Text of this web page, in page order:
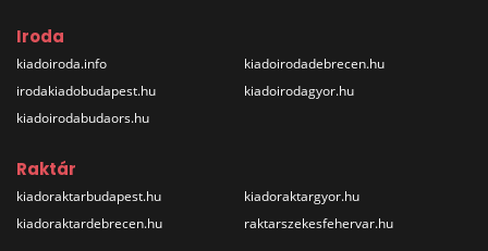
Iroda
kiadoiroda.info
irodakiadobudapest.hu
kiadoirodabudaors.hu
kiadoirodadebrecen.hu
kiadoirodagyor.hu
Raktár
kiadoraktarbudapest.hu
kiadoraktardebrecen.hu
kiadoraktargyor.hu
raktarszekesfehervar.hu